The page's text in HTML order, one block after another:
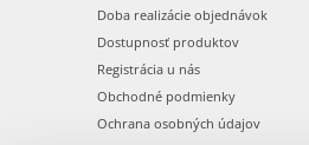
Doba realizácie objednávok
Dostupnosť produktov
Registrácia u nás
Obchodné podmienky
Ochrana osobných údajov